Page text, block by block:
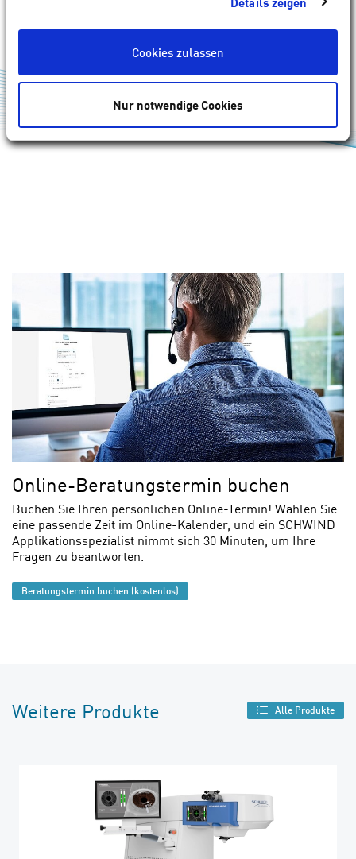
Cookies zulassen
Nur notwendige Cookies
Online-Beratungstermin buchen
Buchen Sie Ihren persönlichen Online-Termin! Wählen Sie
eine passende Zeit im Online-Kalender, und ein SCHWIND
Applikationsspezialist nimmt sich 30 Minuten, um Ihre
Fragen zu beantworten.
Beratungstermin buchen (kostenlos)
Weitere Produkte Alle Produkte